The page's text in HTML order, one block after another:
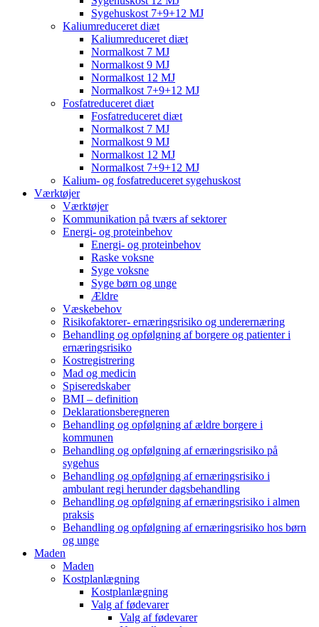
Sygehuskost 7+9+12 MJ
Kaliumreduceret diæt
Kaliumreduceret diæt
Normalkost 7 MJ
Normalkost 9 MJ
Normalkost 12 MJ
Normalkost 7+9+12 MJ
Fosfatreduceret diæt
Fosfatreduceret diæt
Normalkost 7 MJ
Normalkost 9 MJ
Normalkost 12 MJ
Normalkost 7+9+12 MJ
Kalium- og fosfatreduceret sygehuskost
Værktøjer
Værktøjer
Kommunikation på tværs af sektorer
Energi- og proteinbehov
Energi- og proteinbehov
Raske voksne
Syge voksne
Syge børn og unge
Ældre
Væskebehov
Risikofaktorer- ernæringsrisiko og underernæring
Behandling og opfølgning af borgere og patienter i
ernæringsrisiko
Kostregistrering
Mad og medicin
Spiseredskaber
BMI – definition
Deklarationsberegneren
Behandling og opfølgning af ældre borgere i
kommunen
Behandling og opfølgning af ernæringsrisiko på
sygehus
Behandling og opfølgning af ernæringsrisiko i
ambulant regi herunder dagsbehandling
Behandling og opfølgning af ernæringsrisiko i almen
praksis
Behandling og opfølgning af ernæringsrisiko hos børn
og unge
Maden
Maden
Kostplanlægning
Kostplanlægning
Valg af fødevarer
Valg af fødevarer